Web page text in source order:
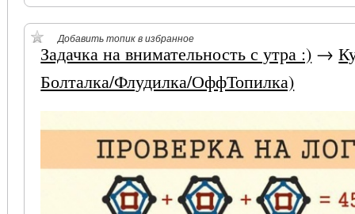
Добавить топик в избранное
Задачка на внимательность с утра :) →
Болталка/Флудилка/ОффТопилка)